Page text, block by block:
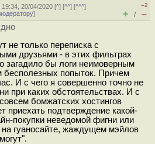
19:34, 20/04/2020 [^] [^^] [^^^]
]
–2
+ / –
не только переписка с
друзьями - в этих фильтрах
загадило бы логи неимоверным
бесполезных попыток. Причем
И с чего я совершенно точно не
при каких обстоятельствах. И с
бомжатских хостингов
приехать подтверждение какой-
покупки неведомой фигни или
на гуаносайте, жаждущем мэйлов